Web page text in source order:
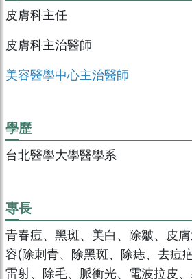
皮膚科主任
皮膚科主治醫師
美容醫學中心主治醫師
學歷
台北醫學大學醫學系
專長
青春痘、黑斑、美白、除皺、皮
容(除刺青、除黑斑、除痣、去痘
雷射、除毛、脈衝光、電波拉皮